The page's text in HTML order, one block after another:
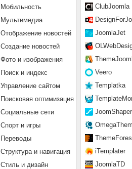
ClubJoomla
JoomlaJet
Veero
Templatka
JoomShaper
iTemplater
JoomlaTD
Мобильность
Мультимедиа
Отображение новостей
Создание новостей
Фото и изображения
Поиск и индекс
Управление сайтом
Поисковая оптимизация
Социальные сети
Спорт и игры
Переводы
Структура и навигация
Стиль и дизайн